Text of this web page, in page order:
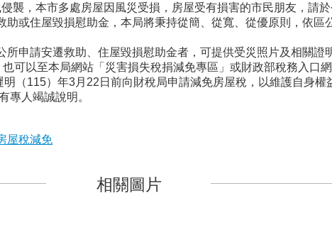
，本市多處房屋因風災受損，房屋受有損害的市民朋友，請
或住屋毀損慰助金，本局將秉持從簡、從寬、從優原則，依區
申請安遷救助、住屋毀損慰助金者，可提供受災照片及相關證
可以至本局網站「災害損失稅捐減免專區」或財政部稅務入口網
（115）年3月22日前向財稅局申請減免房屋稅，以維護自身權
專人竭誠說明。
屋稅減免
相關圖片